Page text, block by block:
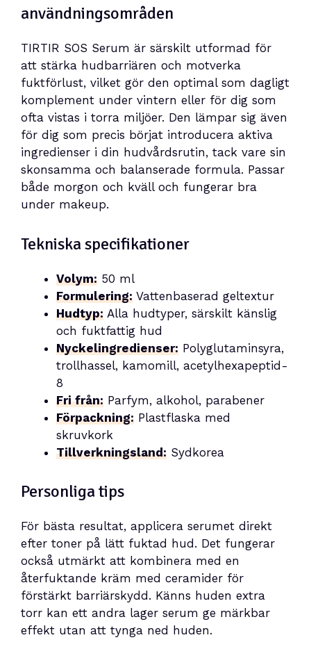
användningsområden
TIRTIR SOS Serum är särskilt utformad för
att stärka hudbarriären och motverka
fuktförlust, vilket gör den optimal som dagligt
komplement under vintern eller för dig som
ofta vistas i torra miljöer. Den lämpar sig även
för dig som precis börjat introducera aktiva
ingredienser i din hudvårdsrutin, tack vare sin
skonsamma och balanserade formula. Passar
både morgon och kväll och fungerar bra
under makeup.
Tekniska specifikationer
Volym: 50 ml
Formulering: Vattenbaserad geltextur
Hudtyp: Alla hudtyper, särskilt känslig
och fuktfattig hud
Nyckelingredienser: Polyglutaminsyra,
trollhassel, kamomill, acetylhexapeptid-
8
Fri från: Parfym, alkohol, parabener
Förpackning: Plastflaska med
skruvkork
Tillverkningsland: Sydkorea
Personliga tips
För bästa resultat, applicera serumet direkt
efter toner på lätt fuktad hud. Det fungerar
också utmärkt att kombinera med en
återfuktande kräm med ceramider för
förstärkt barriärskydd. Känns huden extra
torr kan ett andra lager serum ge märkbar
effekt utan att tynga ned huden.